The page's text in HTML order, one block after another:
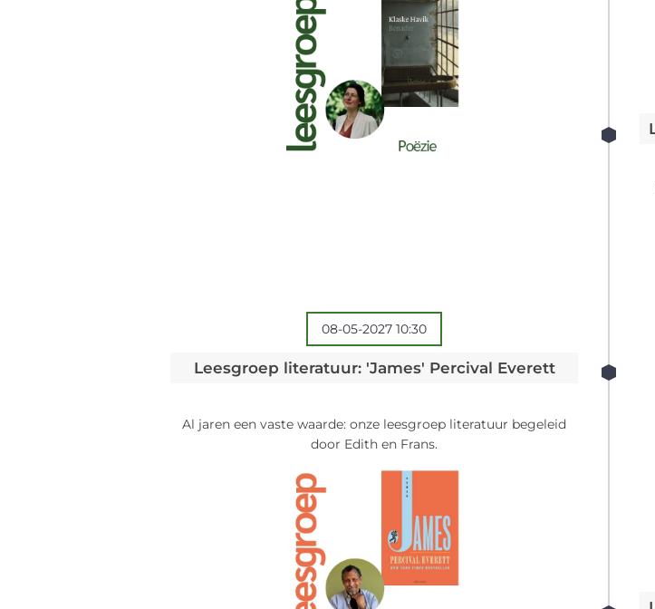
08-05-2027 10:30
Leesgroep literatuur: 'James' Percival Everett
Al jaren een vaste waarde: onze leesgroep literatuur begeleid
door Edith en Frans.